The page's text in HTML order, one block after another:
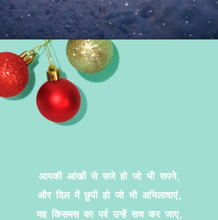
आपकी आंखों से सजे हो जो भी सपने,
और दिल में छुपी हो जो भी अभिलाषाएं,
यह किसमस का पर्व उन्हें सच कर जाए,